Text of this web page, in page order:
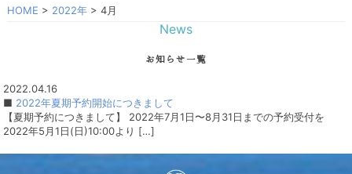
HOME > 2022年> 4月
News
お知らせ一覧
2022.04.16
■ 2022年夏期予約開始につきまして
【夏期予約につきまして】 2022年7月1日〜8月31日までの予約受付を
2022年5月1日(日)10:00より […]